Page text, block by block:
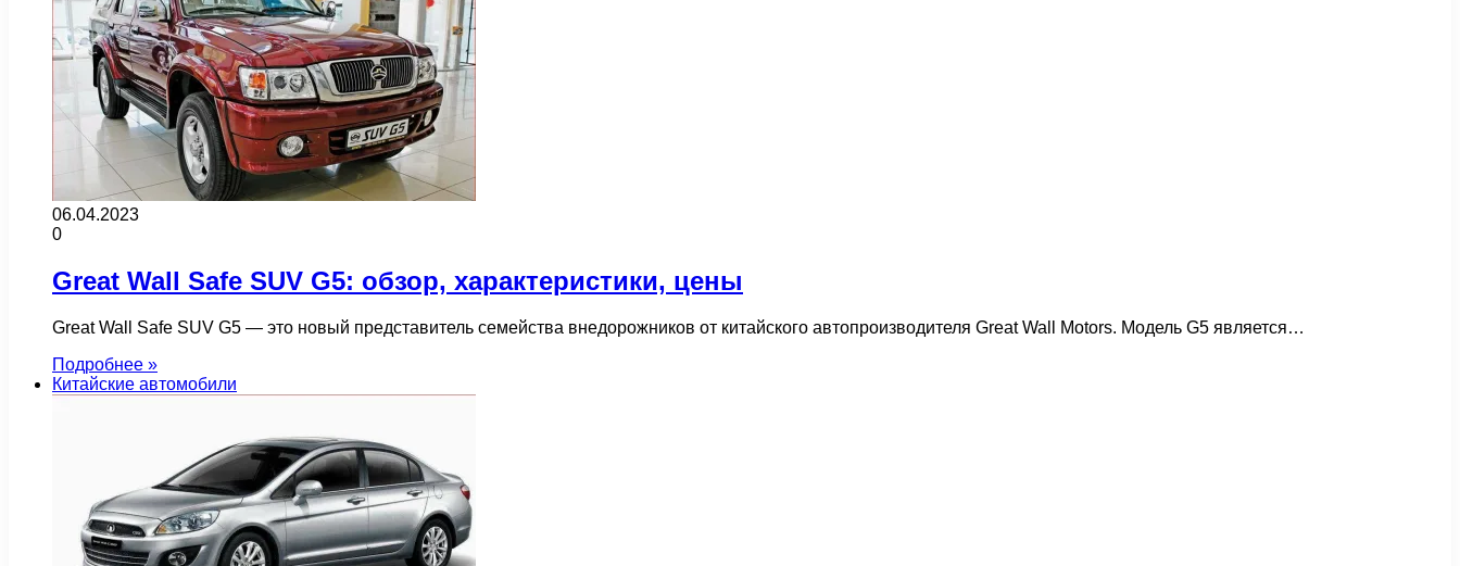
06.04.2023
0
Great Wall Safe SUV G5: обзор, характеристики, цены
Great Wall Safe SUV G5 — это новый представитель семейства внедорожников от китайского автопроизводителя Great Wall Motors. Модель G5 является…
Подробнее »
Китайские автомобили